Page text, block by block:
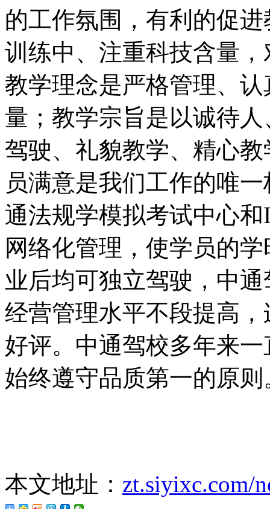
的工作氛围，有利的促
训练中、注重科技含量
教学理念是严格管理、
量；教学宗旨是以诚待
驾驶、礼貌教学、精心
员满意是我们工作的唯
通法规学模拟考试中心
网络化管理，使学员的
业后均可独立驾驶，中
经营管理水平不段提高
好评。中通驾校多年来
始终遵守品质第一的原则
本文地址： zt.siyixc.com/